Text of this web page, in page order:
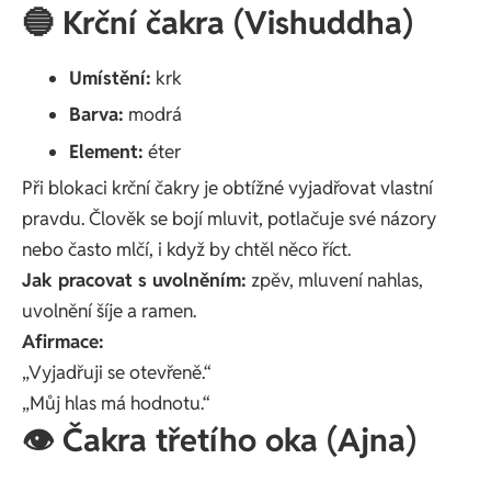
🔵 Krční čakra (Vishuddha)
Umístění: krk
Barva: modrá
Element: éter
Při blokaci krční čakry je obtížné vyjadřovat vlastní
pravdu. Člověk se bojí mluvit, potlačuje své názory
nebo často mlčí, i když by chtěl něco říct.
Jak pracovat s uvolněním: zpěv, mluvení nahlas,
uvolnění šíje a ramen.
Afirmace:
„Vyjadřuji se otevřeně.“
„Můj hlas má hodnotu.“
👁️ Čakra třetího oka (Ajna)